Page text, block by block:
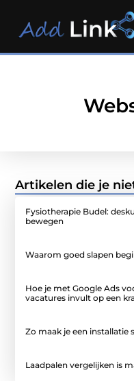
Artikelen die je
Fysiotherapie Budel:
bewegen
Waarom goed slapen
Hoe je met Google Ads
vacatures invult op een
Zo maak je een
Laadpalen vergelijken is